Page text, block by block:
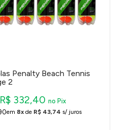
Penalty Beach Tennis
2
332,40 no Pix
em 8xde R$ 43,74 s/ juros